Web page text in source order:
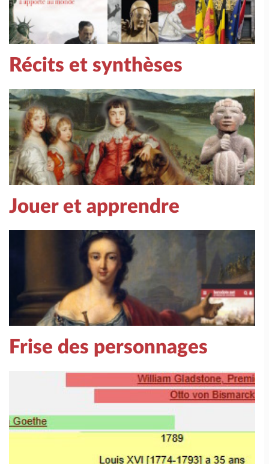
Récits et synthèses
Jouer et apprendre
Frise des personnages